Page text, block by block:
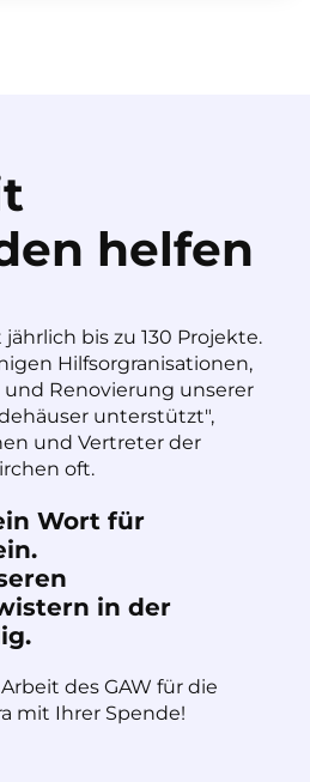
helfen
bis zu 130 Projekte.
Hilfsorgranisationen,
Renovierung unserer
unterstützt",
und Vertreter der
oft.
Wort für
in der
des GAW für die
mit Ihrer Spende!